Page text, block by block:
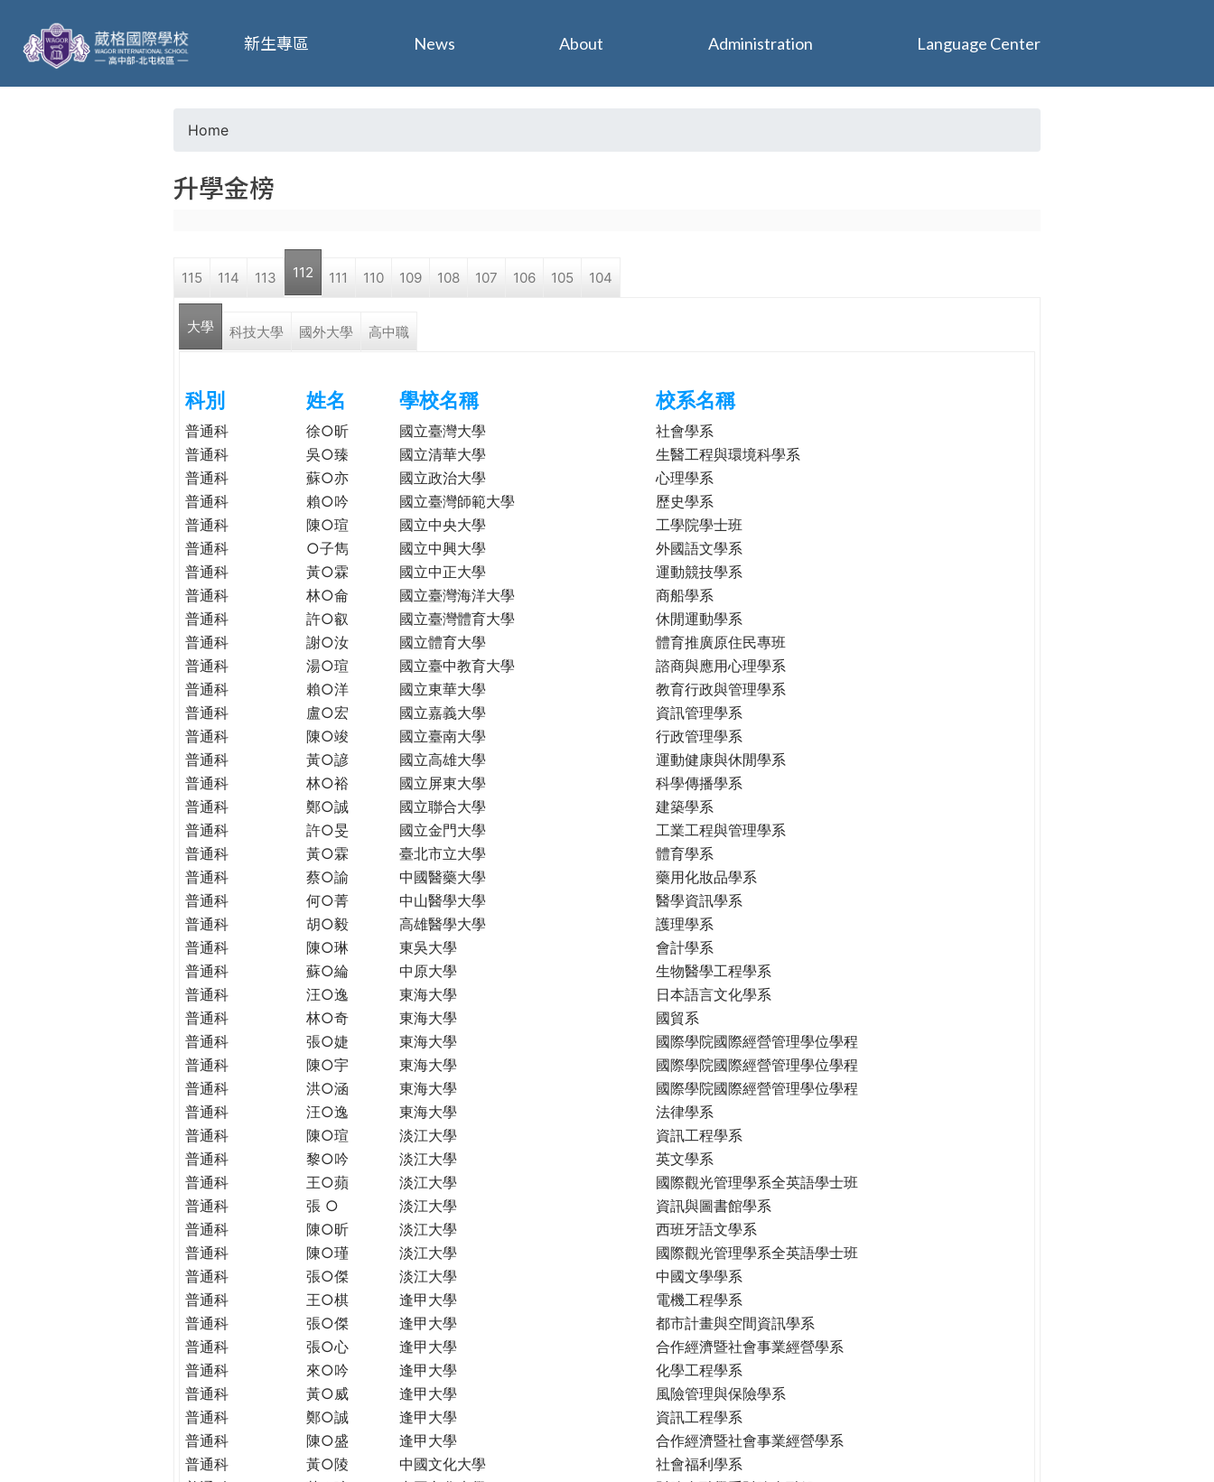
葳
格
o
a
r
h
e
r
e
Home
升學金榜
115 114 113 112 111 110 109 108 107 106 105 104
大學 科技大學 國外大學 高中職
科別 姓名 學校名稱 校系名稱
普通科 徐○昕 國立臺灣大學
社會學系
普通科
吳○臻 國立清華大學
生醫工程與環境科學系
普通科
蘇○亦 國立政治大學
心理學系
普通科
賴○吟 國立臺灣師範大學
歷史學系
普通科
陳○瑄 國立中央大學
工學院學士班
普通科
○子雋 國立中興大學
外國語文學系
普通科
黃○霖 國立中正大學
運動競技學系
普通科
林○侖 國立臺灣海洋大學
商船學系
普通科
許○叡 國立臺灣體育大學
休閒運動學系
普通科
謝○汝 國立體育大學
體育推廣原住民專班
普通科
湯○瑄 國立臺中教育大學
諮商與應用心理學系
普通科
賴○洋 國立東華大學
教育行政與管理學系
普通科
盧○宏 國立嘉義大學
資訊管理學系
普通科
陳○竣 國立臺南大學
行政管理學系
普通科
黃○諺 國立高雄大學
運動健康與休閒學系
普通科
林○裕 國立屏東大學
科學傳播學系
普通科
鄭○誠 國立聯合大學
建築學系
普通科
許○旻 國立金門大學
工業工程與管理學系
普通科
黃○霖 臺北市立大學
體育學系
普通科
蔡○諭 中國醫藥大學
藥用化妝品學系
普通科
何○菁 中山醫學大學
醫學資訊學系
普通科
胡○毅 高雄醫學大學
護理學系
普通科
陳○琳 東吳大學
會計學系
普通科
蘇○綸 中原大學
生物醫學工程學系
普通科
汪○逸 東海大學
日本語言文化學系
普通科
林○奇 東海大學
國貿系
普通科
張○婕 東海大學
國際學院國際經營管理學位學程
普通科
陳○宇 東海大學
國際學院國際經營管理學位學程
普通科
洪○涵 東海大學
國際學院國際經營管理學位學程
普通科
汪○逸 東海大學
法律學系
普通科
陳○瑄 淡江大學
資訊工程學系
普通科
黎○吟 淡江大學
英文學系
普通科
王○蘋 淡江大學
國際觀光管理學系全英語學士班
普通科
張 ○ 淡江大學
資訊與圖書館學系
普通科
陳○昕 淡江大學
西班牙語文學系
普通科
陳○瑾 淡江大學
國際觀光管理學系全英語學士班
普通科
張○傑 淡江大學
中國文學學系
普通科
王○棋 逢甲大學
電機工程學系
普通科
張○傑 逢甲大學
都市計畫與空間資訊學系
普通科
張○心 逢甲大學
合作經濟暨社會事業經營學系
普通科
來○吟 逢甲大學
化學工程學系
普通科
黃○威 逢甲大學
風險管理與保險學系
普通科
鄭○誠 逢甲大學
資訊工程學系
普通科
陳○盛 逢甲大學
合作經濟暨社會事業經營學系
普通科
黃○陵 中國文化大學
社會福利學系
新生專區 News About Administration Language Center